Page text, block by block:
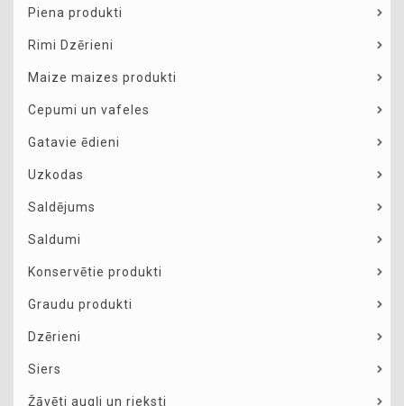
Piena produkti
Rimi Dzērieni
Maize maizes produkti
Cepumi un vafeles
Gatavie ēdieni
Uzkodas
Saldējums
Saldumi
Konservētie produkti
Graudu produkti
Dzērieni
Siers
Žāvēti augļi un rieksti